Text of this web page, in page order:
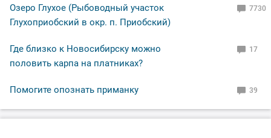
Озеро Глухое (Рыбоводный участок
Глухоприобский в окр. п. Приобский)
7730
Где близко к Новосибирску можно
половить карпа на платниках?
17
Помогите опознать приманку 39